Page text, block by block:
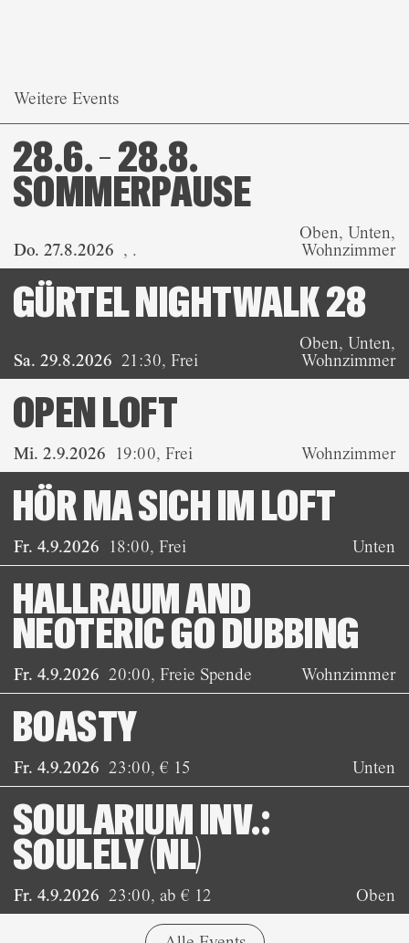
Weitere Events
Do. 27.8.2026 , .
28.6. – 28.8.
SOMMERPAUSE
Oben, Unten,
Wohnzimmer
Sa. 29.8.2026 21:30,Frei
GÜRTEL NIGHTWALK 28
Oben, Unten,
Wohnzimmer
Mi. 2.9.2026 19:00,Frei
OPEN LOFT
Wohnzimmer
Fr. 4.9.2026 18:00,Frei
HÖR MA SICH IM LOFT
Unten
Fr. 4.9.2026 20:00,Freie Spende
HALLRAUM AND
NEOTERIC GO DUBBING
Wohnzimmer
Fr. 4.9.2026 23:00,€ 15
BOASTY
Unten
Fr. 4.9.2026 23:00, ab € 12
SOULARIUM INV.:
SOULELY (NL)
Oben